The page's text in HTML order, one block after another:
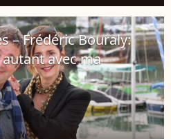
– Frédéric Bouraly:
avec ma